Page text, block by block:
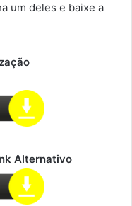
um deles e baixe a
Alternativo